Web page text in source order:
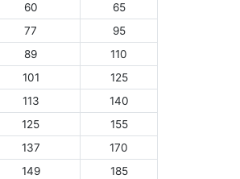
60
65
77
95
89
110
101
125
113
140
125
155
137
170
149
185